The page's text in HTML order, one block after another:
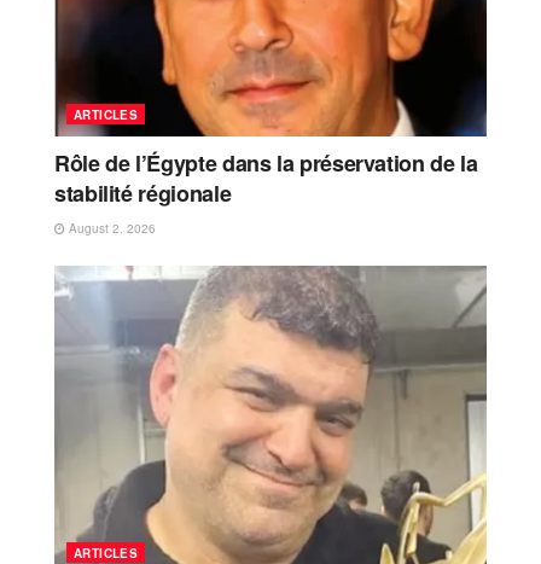
ARTICLES
Rôle de l’Égypte dans la préservation de la
stabilité régionale
August 2, 2026
ARTICLES